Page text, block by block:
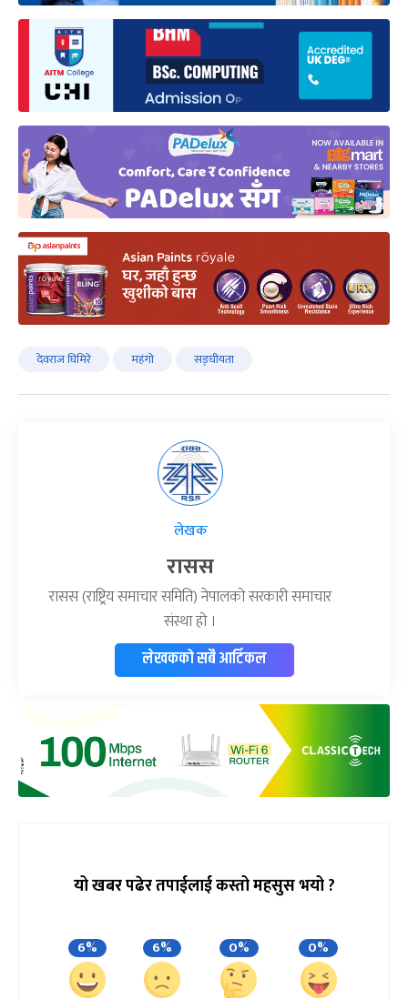
देवराज घिमिरे महंगो सङ्घीयता
लेखक
रासस
रासस (राष्ट्रिय समाचार समिति) नेपालको सरकारी समाचार
संस्था हो ।
लेखकको सबै आर्टिकल
यो खबर पढेर तपाईलाई कस्तो महसुस भयो ?
6% 6% 0% 0%